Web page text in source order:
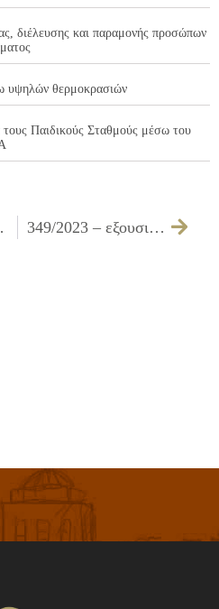
διέλευσης και παραμονής προσώπων
υψηλών θερμοκρασιών
Παιδικούς Σταθμούς μέσω του
Προσώπων του Δήμου Ιλίου» 349/2023 – εξουσιοδότηση του δικηγόρου του Δήμου για παράσταση ενώπιον των δικαστηρίων